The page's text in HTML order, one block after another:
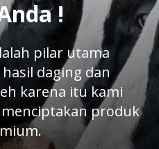
!
pilar utama
daging dan
karena itu kami
produk